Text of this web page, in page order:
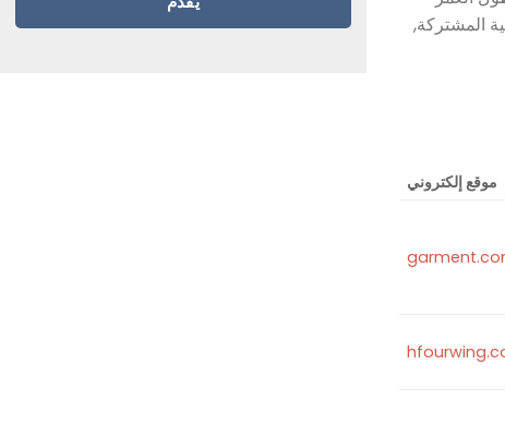
المشتركة,
موقع إلكتروني